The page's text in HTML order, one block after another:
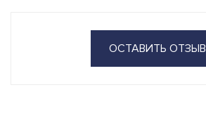
ОСТАВИТЬ ОТЗЫВ